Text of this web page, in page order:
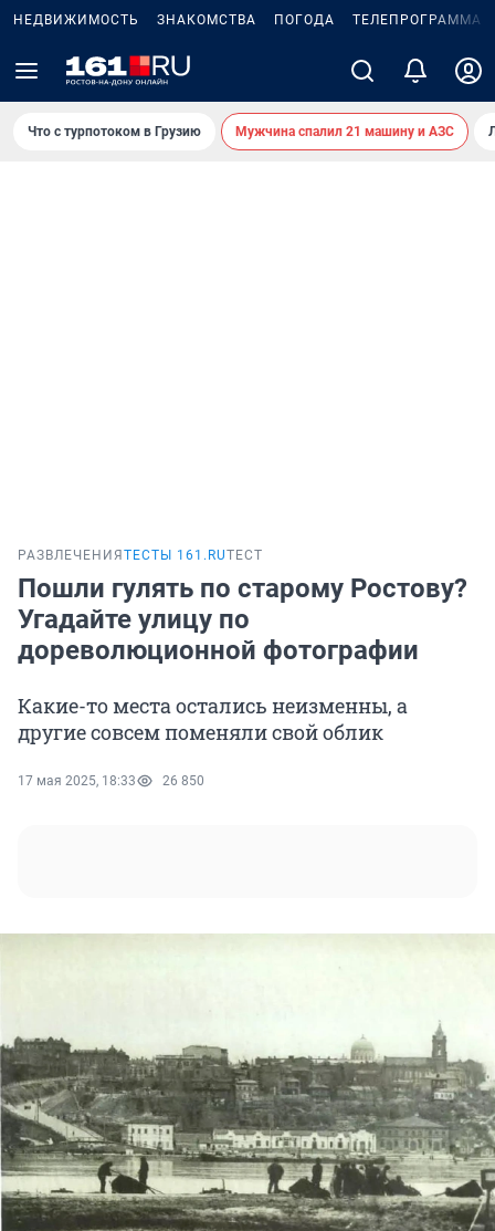
НЕДВИЖИМОСТЬ ЗНАКОМСТВА ПОГОДА ТЕЛЕПРОГРАММА
Что с турпотоком в Грузию Мужчина спалил 21 машину и АЗС
РАЗВЛЕЧЕНИЯ ТЕСТЫ 161.RUТЕСТ
Пошли гулять по старому Ростову?
Угадайте улицу по
дореволюционной фотографии
Какие-то места остались неизменны, а
другие совсем поменяли свой облик
17 мая 2025, 18:33 26 850